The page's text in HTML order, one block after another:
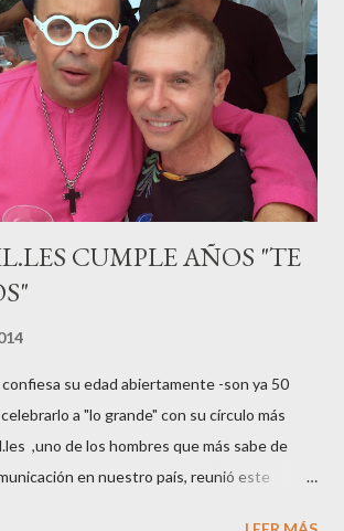
a un síndrome llamado
los meses fatídicos de
adelante con el embarazo, ahora es una
los modelos que ha sido padre este año ha
Flores , el top que desfiló en las mejores
CUMPLE AÑOS "TE
su edad abiertamente -son ya 50
a "lo grande" con su círculo más
,uno de los hombres que más sabe de
en nuestro país, reunió este